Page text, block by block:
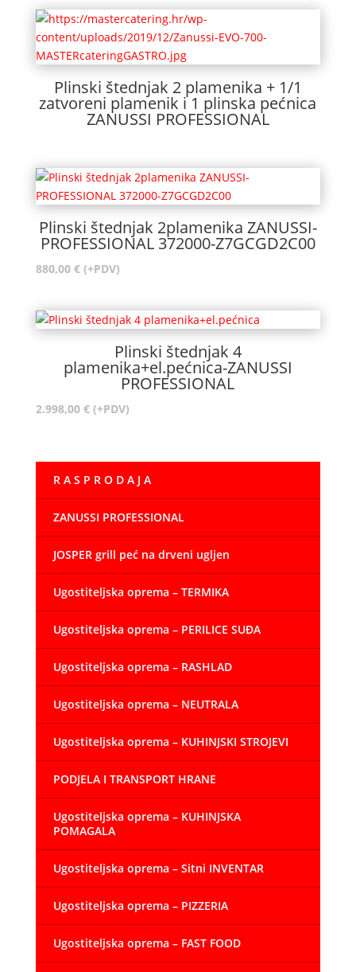
Plinski štednjak 2 plamenika + 1/1
zatvoreni plamenik i 1 plinska pećnica
ZANUSSI PROFESSIONAL
Plinski štednjak 2plamenika ZANUSSI-
PROFESSIONAL 372000-Z7GCGD2C00
880,00 € (+PDV)
Plinski štednjak 4
plamenika+el.pećnica-ZANUSSI
PROFESSIONAL
2.998,00 € (+PDV)
R A S P R O D A J A
ZANUSSI PROFESSIONAL
JOSPER grill peć na drveni ugljen
Ugostiteljska oprema – TERMIKA
Ugostiteljska oprema – PERILICE SUĐA
Ugostiteljska oprema – RASHLAD
Ugostiteljska oprema – NEUTRALA
Ugostiteljska oprema – KUHINJSKI STROJEVI
PODJELA I TRANSPORT HRANE
Ugostiteljska oprema – KUHINJSKA
POMAGALA
Ugostiteljska oprema – Sitni INVENTAR
Ugostiteljska oprema – PIZZERIA
Ugostiteljska oprema – FAST FOOD